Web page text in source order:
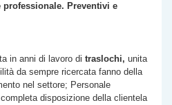
Preventivi e
in anni di lavoro di traslochi, unita
da sempre ricercata fanno della
nel settore; Personale
disposizione della clientela